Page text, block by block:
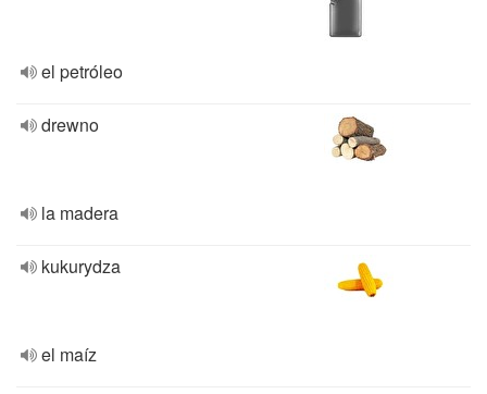
el petróleo
drewno
la madera
kukurydza
el maíz